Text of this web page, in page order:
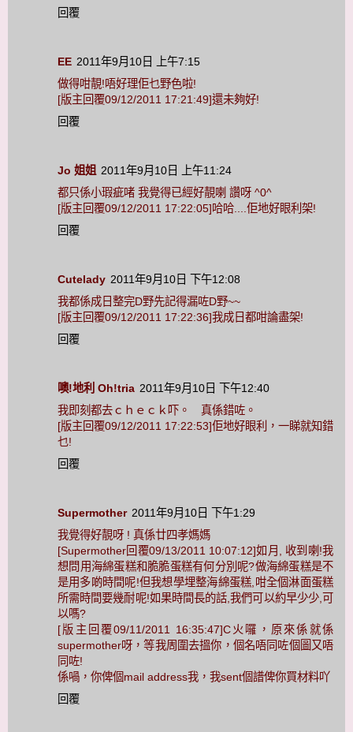
回覆
EE 2011年9月10日 上午7:15
做得咁靚!唔好理佢乜野色啦!
[版主回覆09/12/2011 17:21:49]還未夠好!
回覆
Jo 姐姐 2011年9月10日 上午11:24
都只係小瑕疵啫 我覺得已經好靚喇 讚呀 ^0^
[版主回覆09/12/2011 17:22:05]哈哈....佢地好眼利架!
回覆
Cutelady 2011年9月10日 下午12:08
我都係成日整完D野先記得漏咗D野~~
[版主回覆09/12/2011 17:22:36]我成日都咁論盡架!
回覆
噢!地利 Oh!tria 2011年9月10日 下午12:40
我即刻都去ｃｈｅｃｋ吓。 真係錯咗。
[版主回覆09/12/2011 17:22:53]佢地好眼利，一睇就知錯
乜!
回覆
Supermother 2011年9月10日 下午1:29
我覺得好靚呀 ! 真係廿四孝媽媽
[Supermother回覆09/13/2011 10:07:12]如月, 收到喇!我
想問用海綿蛋糕和脆脆蛋糕有何分別呢?做海綿蛋糕是不
是用多啲時間呢!但我想學埋整海綿蛋糕,咁全個淋面蛋糕
所需時間要幾耐呢!如果時間長的話,我們可以約早少少,可
以嗎?
[版主回覆09/11/2011 16:35:47]C火囉，原來係就係
supermother呀，等我周圍去搵你，個名唔同咗個圖又唔
同咗!
係喎，你俾個mail address我，我sent個譜俾你買材料吖
回覆